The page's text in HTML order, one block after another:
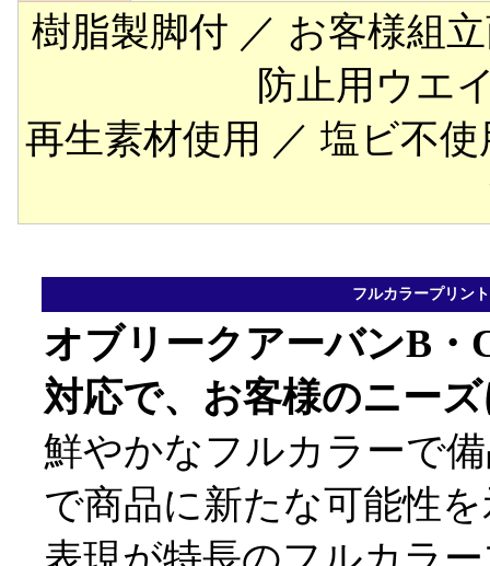
樹脂製脚付 ／ お客様組
防止用ウエ
再生素材使用 ／ 塩ビ不
フルカラープリン
オブリークアーバンB
対応で、お客様のニー
鮮やかなフルカラーで
で商品に新たな可能性